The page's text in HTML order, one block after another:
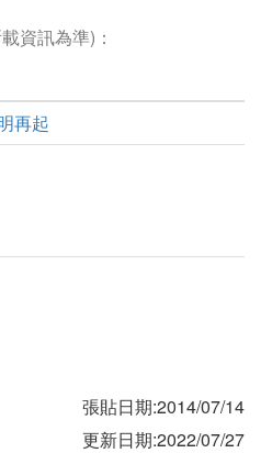
資訊為準)：
再起
張貼日期:2014/07/14
更新日期:2022/07/27